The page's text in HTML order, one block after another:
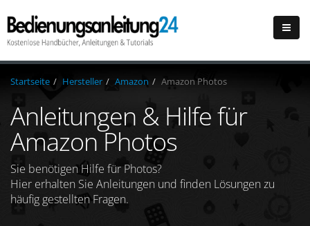
Startseite Hersteller Amazon Amazon Photos
Anleitungen & Hilfe für
Amazon Photos
Sie benötigen Hilfe für Photos?
Hier erhalten Sie Anleitungen und finden Lösungen zu
häufig gestellten Fragen.